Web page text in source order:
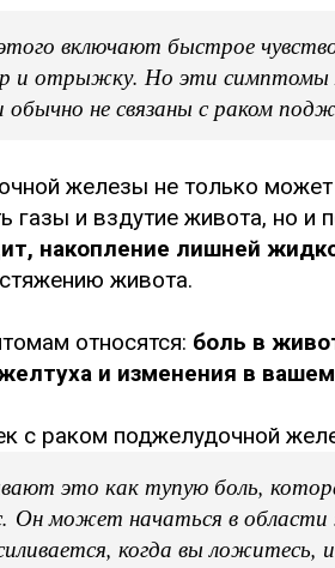
включают быстрое
и отрыжку. Но эти симптомы
обычно не связаны с раком
железы не только
газы и вздутие живота, но и
накопление лишней
живота.
относятся: боль в
и изменения в
с раком поджелудочной
это как тупую боль,
Он может начаться в
когда вы ложитесь,